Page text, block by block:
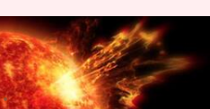
है G3-श्रेणी
क्या है खतरा
03:39 pm